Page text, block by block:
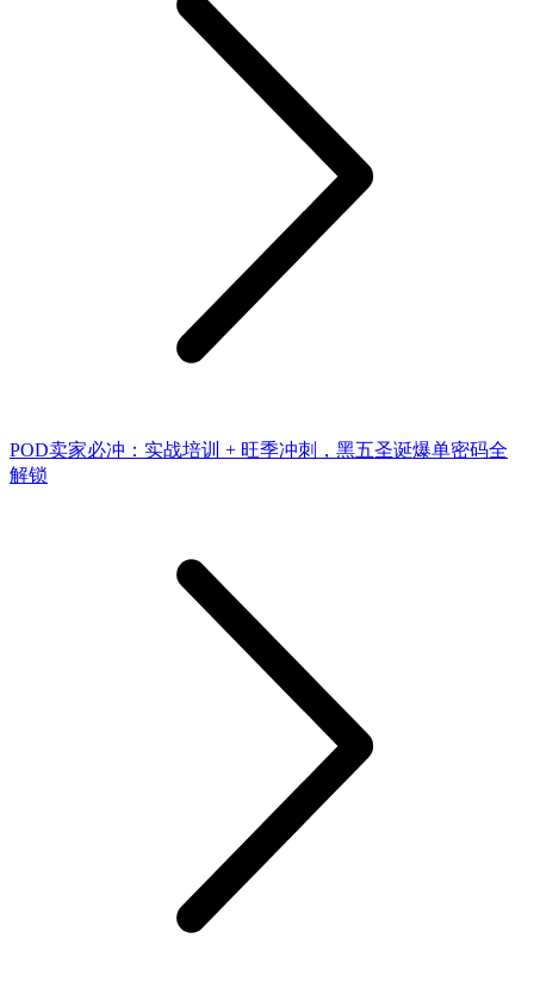
POD卖家必冲：实战培训 + 旺季冲刺，黑五圣诞爆单密码全
解锁